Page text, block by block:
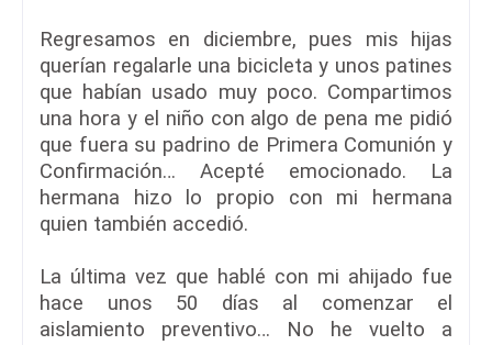
Regresamos en diciembre, pues mis hijas
querían regalarle una bicicleta y unos patines
que habían usado muy poco. Compartimos
una hora y el niño con algo de pena me pidió
que fuera su padrino de Primera Comunión y
Confirmación… Acepté emocionado. La
hermana hizo lo propio con mi hermana
quien también accedió.
La última vez que hablé con mi ahijado fue
hace unos 50 días al comenzar el
aislamiento preventivo… No he vuelto a